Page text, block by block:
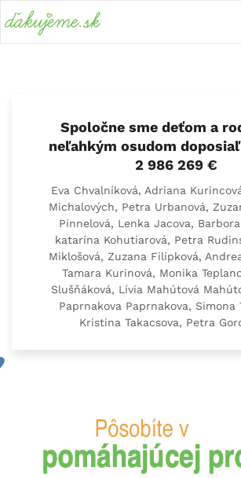
Spoločne sme deťom a
neľahkým osudom
2 986 269 €
Eva Chvalníková, Adriana
Michalových, Petra Urbanová,
Pinnelová, Lenka Jacova,
katarína Kohutiarová, Petra
Miklošová, Zuzana Filípková,
Tamara Kurinová, Monika
Slušňáková, Lívia Mahútová
Paprnakova Paprnakova, Simona
Kristina Takacsova, Petra